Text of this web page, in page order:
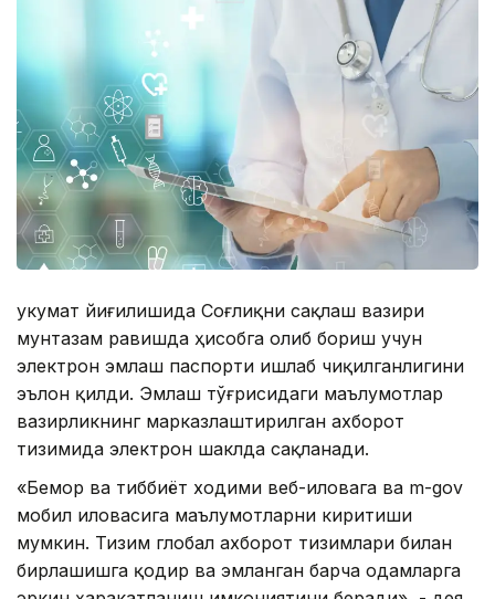
Ҳукумат йиғилишида Соғлиқни сақлаш вазири
мунтазам равишда ҳисобга олиб бориш учун
электрон эмлаш паспорти ишлаб чиқилганлигини
эълон қилди. Эмлаш тўғрисидаги маълумотлар
вазирликнинг марказлаштирилган ахборот
тизимида электрон шаклда сақланади.
«Бемор ва тиббиёт ходими веб-иловага ва m-gov
мобил иловасига маълумотларни киритиши
мумкин. Тизим глобал ахборот тизимлари билан
бирлашишга қодир ва эмланган барча одамларга